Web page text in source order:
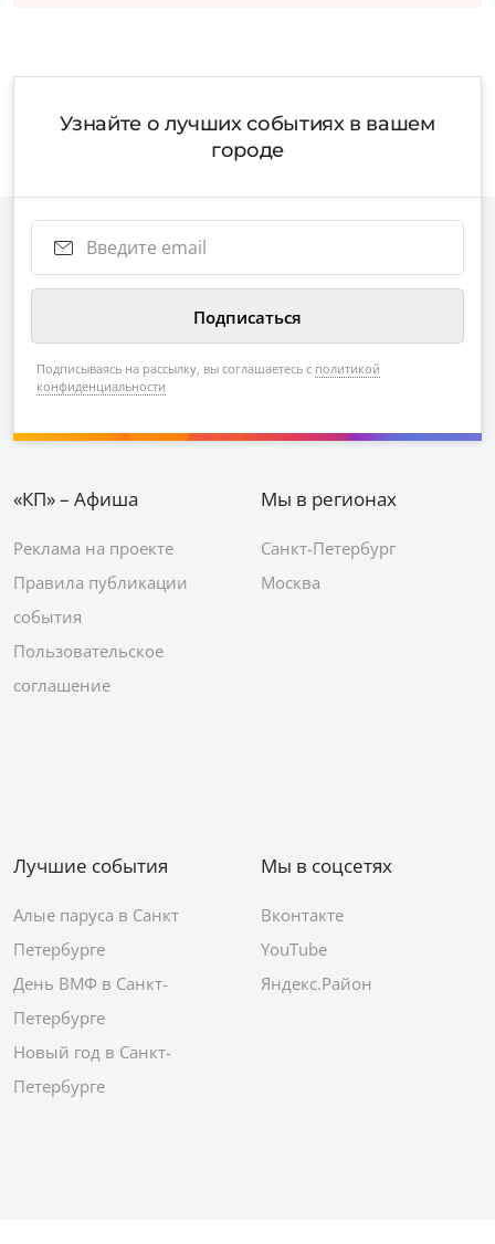
Узнайте о лучших событиях в вашем
городе
Подписываясь на рассылку, вы соглашаетесь с политикой
конфиденциальности
«КП» – Афиша
Реклама на проекте
Правила публикации
события
Пользовательское
соглашение
Мы в регионах
Санкт-Петербург
Москва
Лучшие события
Алые паруса в Санкт
Петербурге
День ВМФ в Санкт-
Петербурге
Новый год в Санкт-
Петербурге
Мы в соцсетях
Вконтакте
YouTube
Яндекс.Район